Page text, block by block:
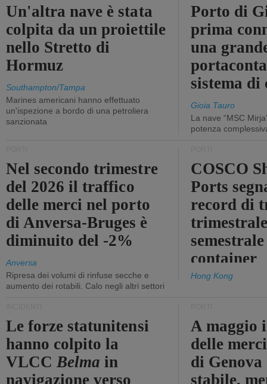
Un'altra nave è stata
colpita da un proiettile
nello Stretto di
Hormuz
Southampton/Tampa
Marines americani hanno effettuato
un'ispezione a bordo di una petroliera
sanzionata
Porto di
prima
una
sistema
Gioia Tauro
La nave “MSC
potenza
Nel secondo trimestre
del 2026 il traffico
delle merci nel porto
di Anversa-Bruges è
diminuito del -2%
Anversa
Ripresa dei volumi di rinfuse secche e
aumento dei rotabili. Calo negli altri settori
COSCO
Ports
record di
container
Hong Kong
Le forze statunitensi
hanno colpito la
VLCCBelma in
navigazione verso
A maggio
delle
di
stabile,